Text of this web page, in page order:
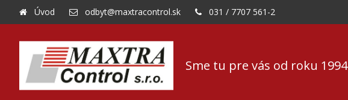
Sme tu pre vás od roku 1994
Úvod odbyt@maxtracontrol.sk 031 / 7707 561-2